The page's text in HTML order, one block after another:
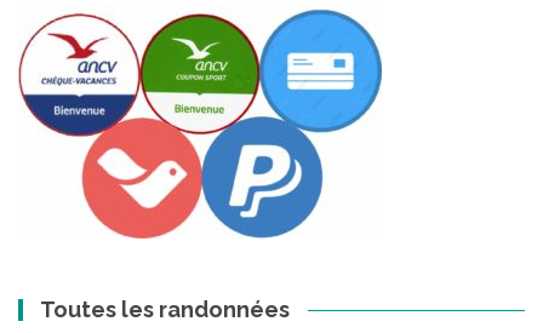
Toutes les randonnées